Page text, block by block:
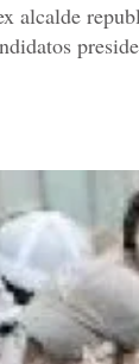
alcalde